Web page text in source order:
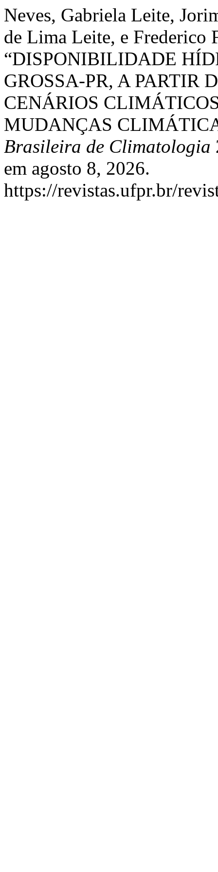
Neves, Gabriela Leite,
de Lima Leite, e Frederico
“DISPONIBILIDADE
GROSSA-PR, A PARTIR
CENÁRIOS
MUDANÇAS
Brasileira de Climatologia
em agosto 8, 2026.
https://revistas.ufpr.br/